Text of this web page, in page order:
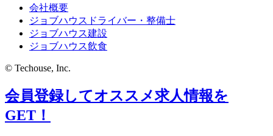
会社概要
ジョブハウスドライバー・整備士
ジョブハウス建設
ジョブハウス飲食
© Techouse, Inc.
会員登録してオススメ求人情報を
GET！